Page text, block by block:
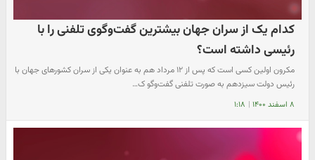
کدام یک از سران جهان بیشترین گفت‌وگوی تلفنی را با
رئیسی داشته است؟
مکرون اولین کسی است که پس از ۱۲ مرداد هم به عنوان یکی از سران کشورهای جهان با
رئیس دولت سیزدهم به صورت تلفنی گفت‌وگو ک…
۸ اسفند ۱۴۰۰ | ۱:۱۸